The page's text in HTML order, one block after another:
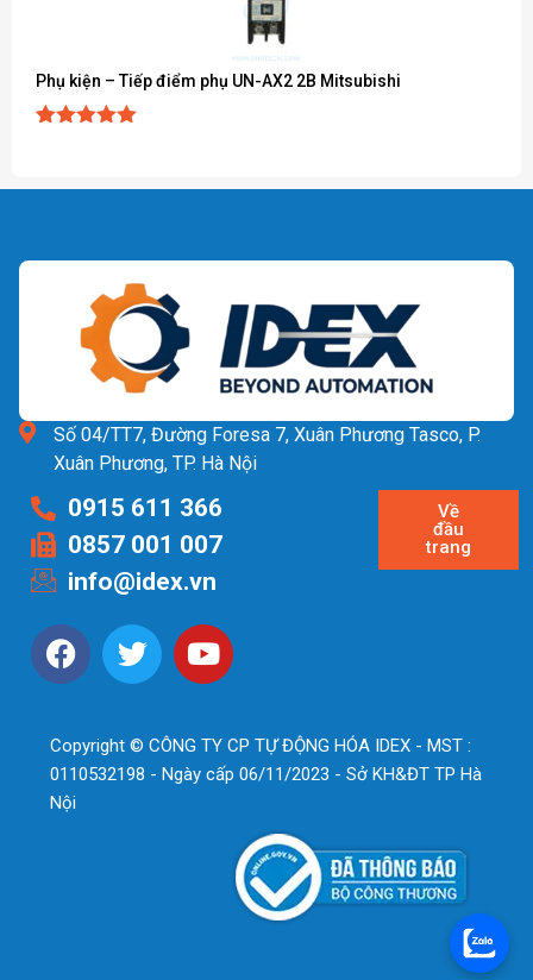
Phụ kiện – Tiếp điểm phụ UN-AX2 2B Mitsubishi
Số 04/TT7, Đường Foresa 7, Xuân Phương Tasco, P.
Xuân Phương, TP. Hà Nội
0915 611 366
0857 001 007
info@idex.vn
Về
đầu
trang
Copyright © CÔNG TY CP TỰ ĐỘNG HÓA IDEX - MST :
0110532198 - Ngày cấp 06/11/2023 - Sở KH&ĐT TP Hà
Nội